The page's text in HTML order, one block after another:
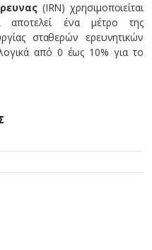
(IRN) χρησιμοποιείται
ένα μέτρο της
σταθερών ερευνητικών
από 0 έως 10% για το